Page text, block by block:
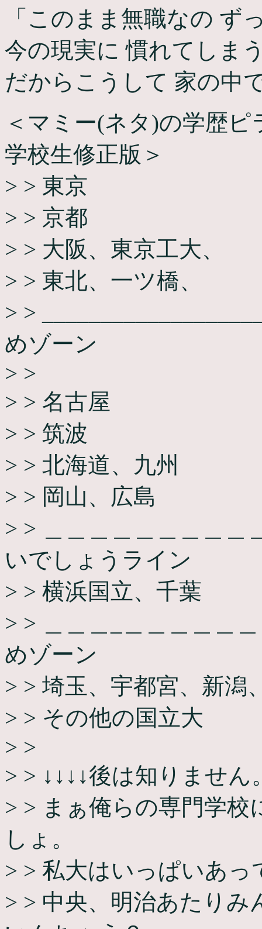
「このまま無職なの
今の現実に 慣れてしま
だからこうして 家の中
＜マミー(ネタ)の学歴
学校生修正版＞
> > 東京
> > 京都
> > 大阪、東京工大、
> > 東北、一ツ橋、
> >
めゾーン
> >
> > 名古屋
> > 筑波
> > 北海道、九州
> > 岡山、広島
> > ＿＿＿＿＿＿＿＿＿
いでしょうライン
> > 横浜国立、千葉
> > ＿＿＿_＿＿＿＿＿
めゾーン
> > 埼玉、宇都宮、新潟
> > その他の国立大
> >
> > ↓↓↓↓後は知りません
> > まぁ俺らの専門学
しょ。
> > 私大はいっぱいあっ
> > 中央、明治あたり